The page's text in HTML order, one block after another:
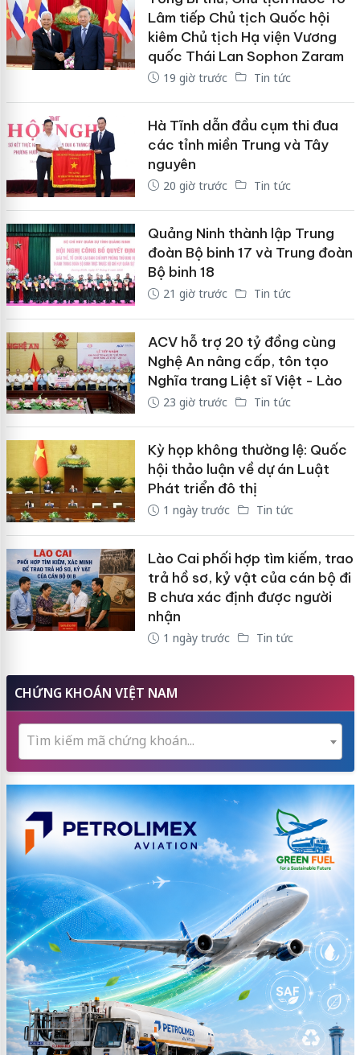
Lâm tiếp Chủ tịch Quốc hội
kiêm Chủ tịch Hạ viện Vương
quốc Thái Lan Sophon Zaram
19 giờ trước Tin tức
Hà Tĩnh dẫn đầu cụm thi đua
các tỉnh miền Trung và Tây
nguyên
20 giờ trước Tin tức
Quảng Ninh thành lập Trung
đoàn Bộ binh 17 và Trung đoàn
Bộ binh 18
21 giờ trước Tin tức
ACV hỗ trợ 20 tỷ đồng cùng
Nghệ An nâng cấp, tôn tạo
Nghĩa trang Liệt sĩ Việt - Lào
23 giờ trước Tin tức
Kỳ họp không thường lệ: Quốc
hội thảo luận về dự án Luật
Phát triển đô thị
1 ngày trước Tin tức
Lào Cai phối hợp tìm kiếm, trao
trả hồ sơ, kỷ vật của cán bộ đi
B chưa xác định được người
nhận
1 ngày trước Tin tức
CHỨNG KHOÁN VIỆT NAM
Tìm kiếm mã chứng khoán...